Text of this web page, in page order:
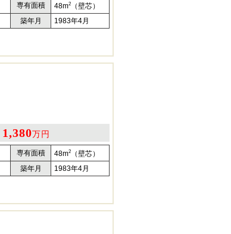
専有面積 48m2
（壁芯）
築年月 1983年4月
1,380万円
専有面積 48m2
（壁芯）
築年月 1983年4月